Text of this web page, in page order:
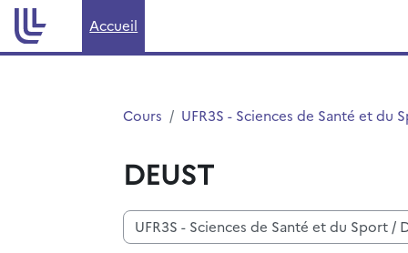
Passer au contenu principal
Accueil
Cours UFR3S - Sciences de Santé et du
DEUST
Catégories de cours